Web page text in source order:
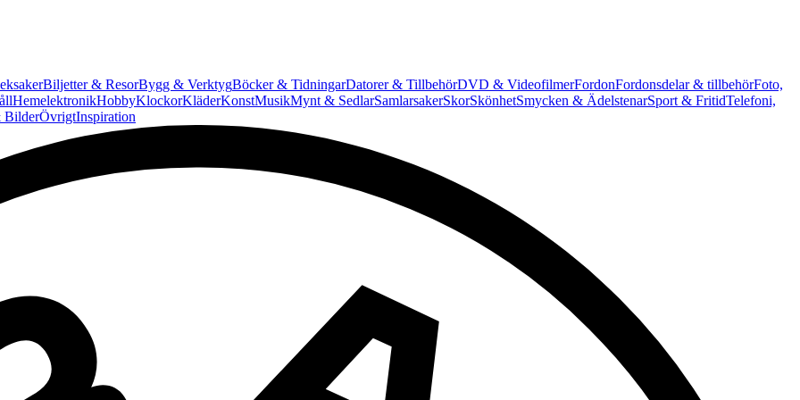
Biljetter & ResorBygg & VerktygBöcker & TidningarDatorer & TillbehörDVD & VideofilmerFordonFordonsdelar & tillbehörFoto,
HemelektronikHobbyKlockorKläderKonstMusikMynt & SedlarSamlarsakerSkorSkönhetSmycken & ÄdelstenarSport & FritidTelefoni,
BilderÖvrigtInspiration